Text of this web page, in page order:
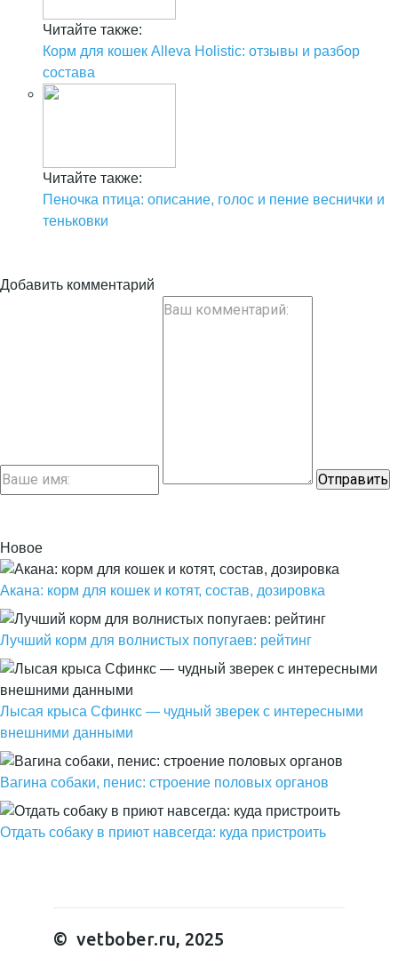
Читайте также:
Корм для кошек Alleva Holistic: отзывы и разбор
состава
Читайте также:
Пеночка птица: описание, голос и пение веснички и
теньковки
Добавить комментарий
Новое
Акана: корм для кошек и котят, состав, дозировка
Лучший корм для волнистых попугаев: рейтинг
Лысая крыса Сфинкс — чудный зверек с интересными
внешними данными
Вагина собаки, пенис: строение половых органов
Отдать собаку в приют навсегда: куда пристроить
© vetbober.ru, 2025